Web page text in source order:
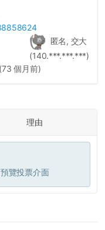
匿名, 交大
(140.***.***.***)
個月前)
理由
覽投票介面